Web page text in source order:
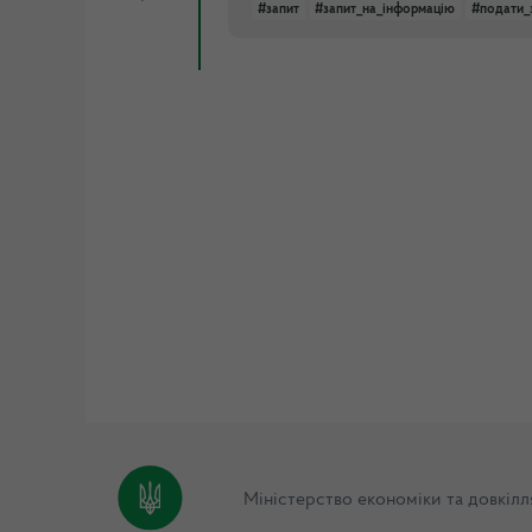
#запит #запит_на_інформацію
Міністерство економіки та